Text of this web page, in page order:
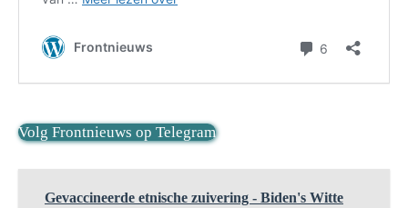
Volg Frontnieuws op Telegram
Gevaccineerde etnische zuivering - Biden's Witte